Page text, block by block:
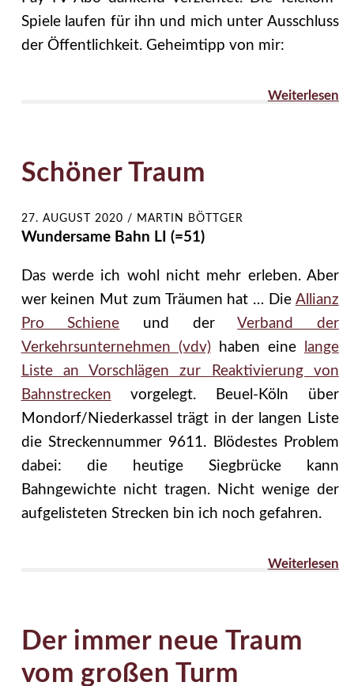
Spiele laufen für ihn und mich unter Ausschluss
der Öffentlichkeit. Geheimtipp von mir:
Weiterlesen
Schöner Traum
27. AUGUST 2020 / MARTIN BÖTTGER
Wundersame Bahn LI (=51)
Das werde ich wohl nicht mehr erleben. Aber
wer keinen Mut zum Träumen hat … Die Allianz
Pro Schiene und derVerband der
Verkehrsunternehmen (vdv)haben eine
lange
Liste an Vorschlägen zur Reaktivierung von
Bahnstrecken vorgelegt. Beuel-Köln über
Mondorf/Niederkassel trägt in der langen Liste
die Streckennummer 9611. Blödestes Problem
dabei: die heutige Siegbrücke kann
Bahngewichte nicht tragen. Nicht wenige der
aufgelisteten Strecken bin ich noch gefahren.
Weiterlesen
Der immer neue Traum
vom großen Turm